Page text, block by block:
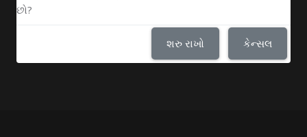
છો?
શરુ રાખો કેન્સલ